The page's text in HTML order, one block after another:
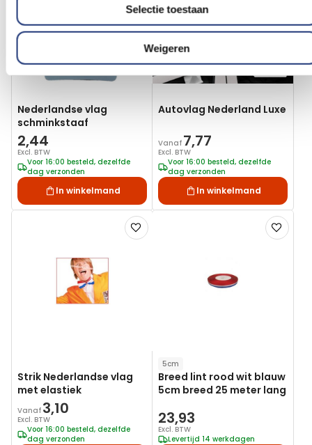
Selectie toestaan
Weigeren
Nederlandse vlag
schminkstaaf
2,44
Excl. BTW
Voor 16:00 besteld, dezelfde
dag verzonden
In winkelmand
Autovlag Nederland Luxe
Vanaf 7,77
Excl. BTW
Voor 16:00 besteld, dezelfde
dag verzonden
In winkelmand
Voeg
toe
Strik Nederlandse vlag
met elastiek
Vanaf 3,10
Excl. BTW
Voor 16:00 besteld, dezelfde
dag verzonden
Voeg
toe
5cm
Breed lint rood wit blauw
5cm breed 25 meter lang
23,93
Excl. BTW
Levertijd 14 werkdagen